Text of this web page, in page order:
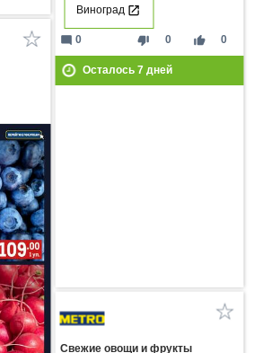
Виноград
thumb_down 0 thumb_up 0
mode_comment 0
Осталось 7дней
Свежие овощи и фрукты